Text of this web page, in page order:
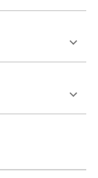
偵測系統
有